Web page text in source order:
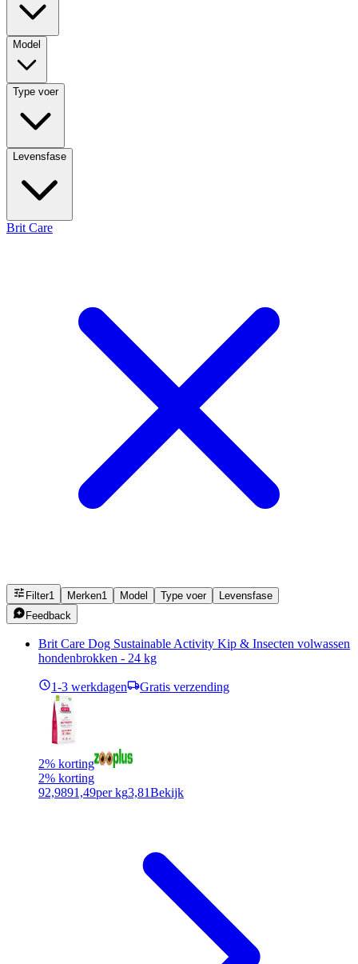
Model
Type voer
Levensfase
Brit Care
Filter1 Merken1 Model Type voer
Levensfase
Feedback
Brit Care Dog Sustainable Activity Kip & Insecten volwassen
hondenbrokken - 24 kg
1-3 werkdagen Gratis verzending
2% korting
2% korting
92,9891,49per kg3,81Bekijk